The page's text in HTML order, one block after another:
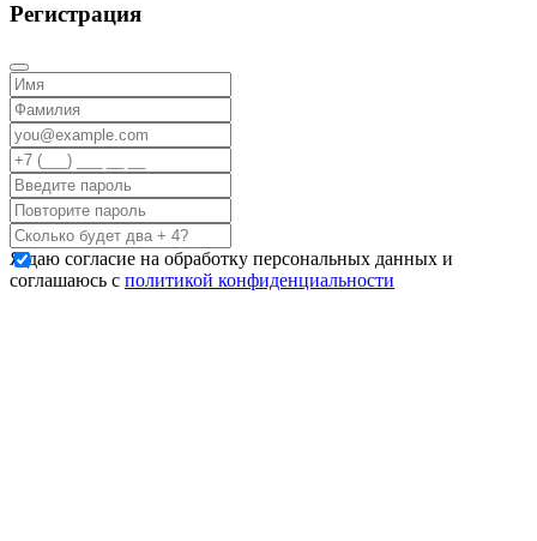
Регистрация
Я даю согласие на обработку персональных данных и
соглашаюсь с политикой конфиденциальности